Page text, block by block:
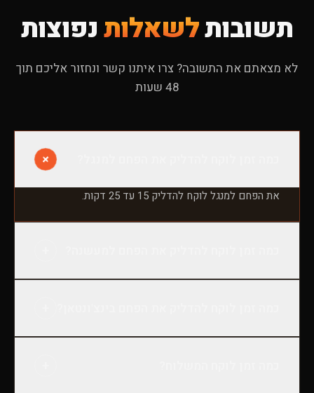
תשובותלשאלותנפוצות
לא מצאתם את התשובה? צרו איתנו קשר ונחזור אליכם תוך
48 שעות
+
את הפחם למנגל לוקח להדליק 15 עד 25 דקות.